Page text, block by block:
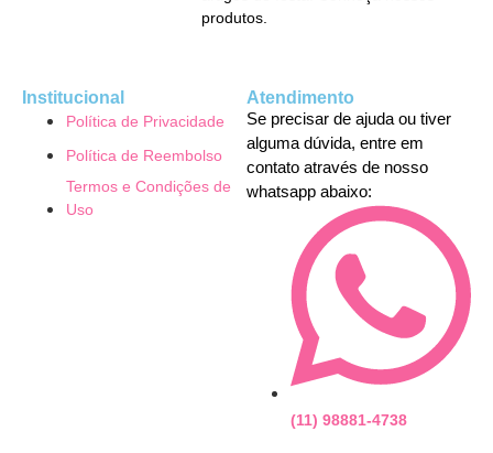
produtos.
Institucional
Política de Privacidade
Política de Reembolso
Termos e Condições de
Uso
Atendimento
Se precisar de ajuda ou tiver
alguma dúvida, entre em
contato através de nosso
whatsapp abaixo:
(11) 98881-4738